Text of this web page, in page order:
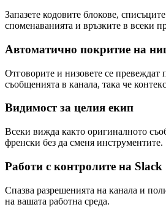
Запазете кодовите блокове,
споменаванията и връзките в всеки
Автоматично покритие на
Отговорите и низовете се превеждат
съобщенията в канала, така че
Видимост за целия екип
Всеки вижда както оригиналното
френски без да сменя инструментите.
Работи с контролите на Slack
Спазва разрешенията на канала и
на вашата работна среда.